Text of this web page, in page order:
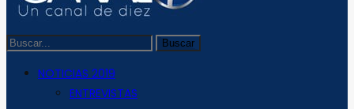
NOTICIAS 2019
ENTREVISTAS